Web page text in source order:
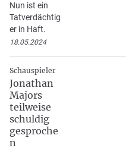
Nun ist ein
Tatverdächtig
er in Haft.
18.05.2024
Schauspieler
Jonathan
Majors
teilweise
schuldig
gesproche
n